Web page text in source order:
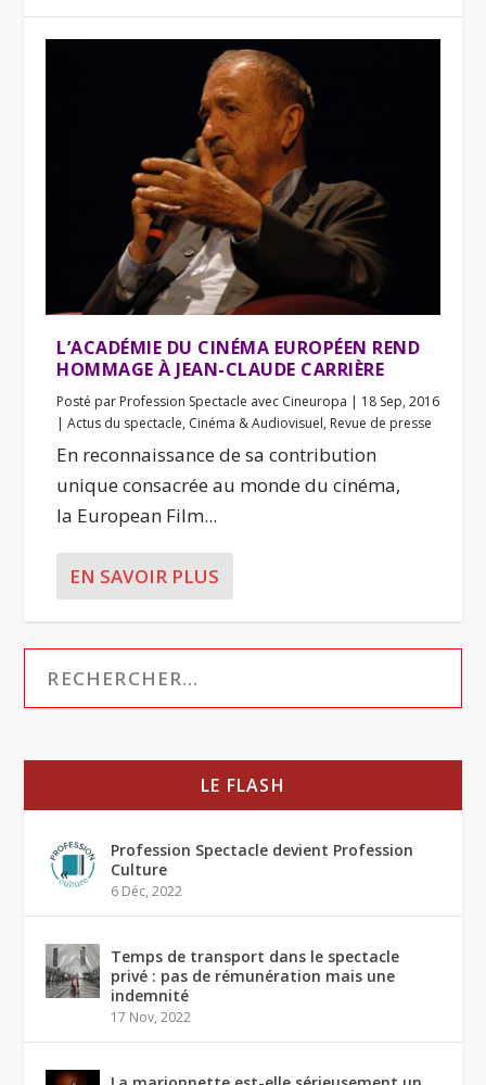
L’ACADÉMIE DU CINÉMA EUROPÉEN REND
HOMMAGE À JEAN-CLAUDE CARRIÈRE
Posté par Profession Spectacle avec Cineuropa
18 Sep, 2016
|Actus du spectacle, Cinéma & Audiovisuel, Revue de presse
En reconnaissance de sa contribution
unique consacrée au monde du cinéma,
la European Film...
EN SAVOIR PLUS
LE FLASH
Profession Spectacle devient Profession
Culture
6 Déc, 2022
Temps de transport dans le spectacle
privé : pas de rémunération mais une
indemnité
17 Nov, 2022